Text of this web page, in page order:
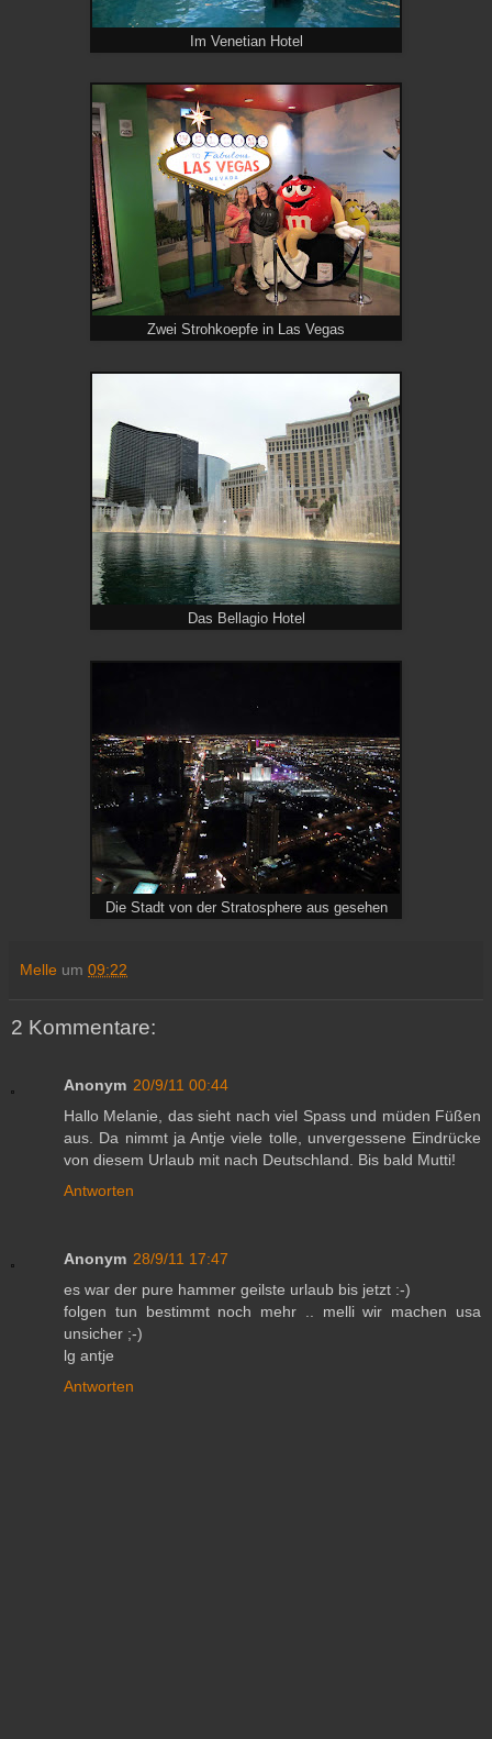
Im Venetian Hotel
Zwei Strohkoepfe in Las Vegas
Das Bellagio Hotel
Die Stadt von der Stratosphere aus gesehen
Melle um 09:22
2 Kommentare:
Anonym 20/9/11 00:44
Hallo Melanie, das sieht nach viel Spass und müden Füßen
aus. Da nimmt ja Antje viele tolle, unvergessene Eindrücke
von diesem Urlaub mit nach Deutschland. Bis bald Mutti!
Antworten
Anonym 28/9/11 17:47
es war der pure hammer geilste urlaub bis jetzt :-)
folgen tun bestimmt noch mehr .. melli wir machen usa
unsicher ;-)
lg antje
Antworten